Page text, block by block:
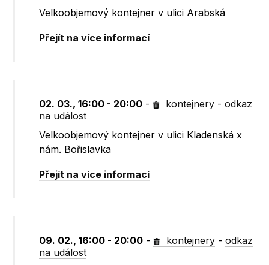
Velkoobjemový kontejner v ulici Arabská
Přejít na více informací
02. 03., 16:00 - 20:00 - kontejnery -odkaz
na událost
Velkoobjemový kontejner v ulici Kladenská x
nám. Bořislavka
Přejít na více informací
09. 02., 16:00 - 20:00 - kontejnery -odkaz
na událost